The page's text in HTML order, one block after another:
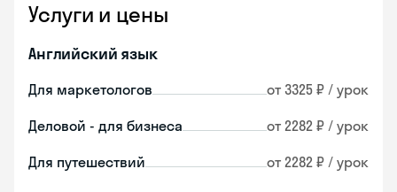
Услуги и цены
Английский язык
Для маркетологов от 3325 ₽ / урок
Деловой - для бизнеса от 2282 ₽ / урок
Для путешествий от 2282 ₽ / урок